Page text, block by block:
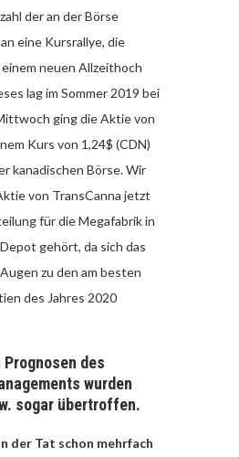
der an der Börse
eine Kursrallye, die
neuen Allzeithoch
lag im Sommer 2019 bei
ging die Aktie von
Kurs von 1,24$ (CDN)
kanadischen Börse. Wir
von TransCanna jetzt
für die Megafabrik in
gehört, da sich das
zu den am besten
des Jahres 2020
des
wurden
sogar übertroffen.
der Tat schon mehrfach